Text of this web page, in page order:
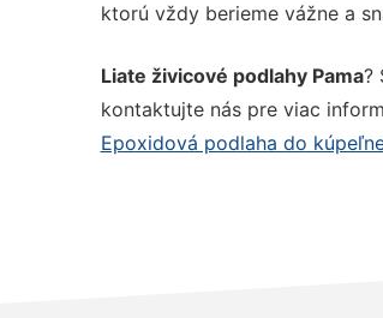
ktorú vždy berieme vážne a
Liate živicové podlahy Pama?
kontaktujte nás pre viac
Epoxidová podlaha do